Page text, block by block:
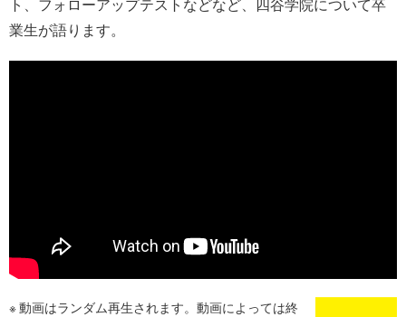
業生が語ります。
動画はランダム再生されます。動画によっては終